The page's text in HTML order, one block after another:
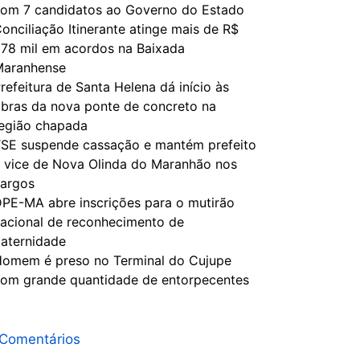
7 candidatos ao Governo do Estado
Itinerante atinge mais de R$
mil em acordos na Baixada
de Santa Helena dá início às
da nova ponte de concreto na
chapada
suspende cassação e mantém prefeito
vice de Nova Olinda do Maranhão nos
MA abre inscrições para o mutirão
de reconhecimento de
é preso no Terminal do Cujupe
grande quantidade de entorpecentes
Comentários